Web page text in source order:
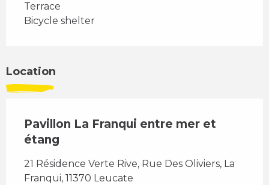
Terrace
Bicycle shelter
Location
Pavillon La Franqui entre mer et
étang
21 Résidence Verte Rive, Rue Des Oliviers, La
Franqui, 11370 Leucate